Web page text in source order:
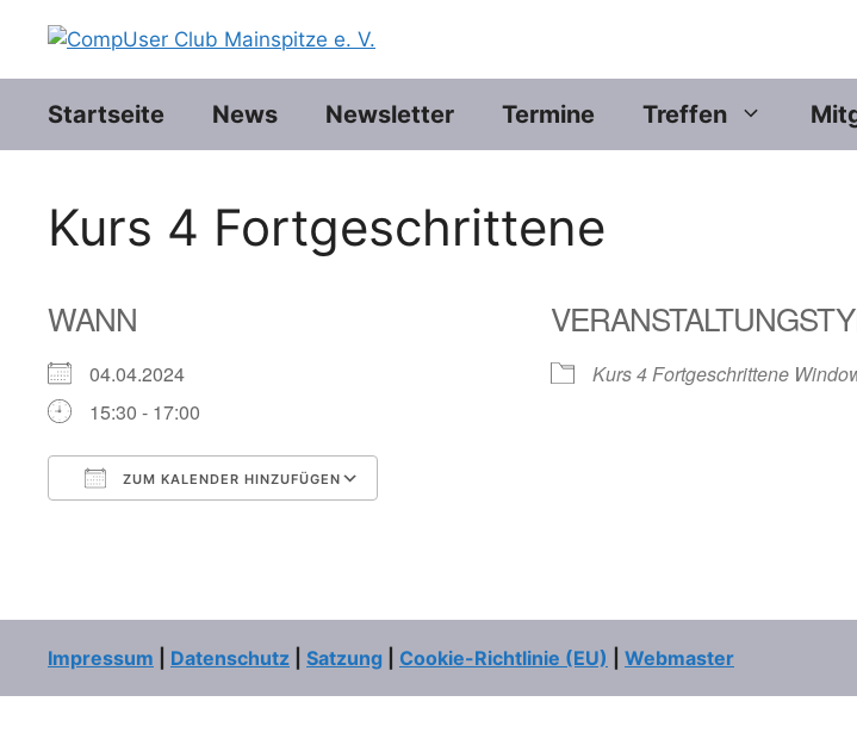
Inhalt
springen
Startseite News Newsletter Termine Treffen
Kurs 4 Fortgeschrittene
WANN
04.04.2024
15:30 - 17:00
ZUM KALENDER HINZUFÜGEN
Kurs 4 Fortgeschrittene
Impressum Datenschutz Satzung Cookie-Richtlinie (EU) Webmaster